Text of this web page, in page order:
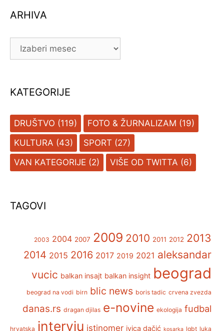
ARHIVA
ARHIVA
KATEGORIJE
DRUŠTVO (119) FOTO & ŽURNALIZAM (19)
KULTURA (43) SPORT (27)
VAN KATEGORIJE (2) VIŠE OD TWITTA (6)
TAGOVI
2003 2004 2007 2009 2010 2011 2012 2013
2014 2015 2016 2017 2019 2021 aleksandar
vucic balkan insajt balkan insight beograd
beograd na vodi birn blic news boris tadic crvena zvezda
danas.rs dragan djilas e-novine ekologija fudbal
hrvatska intervju istinomer ivica dačić kosarka lgbt luka